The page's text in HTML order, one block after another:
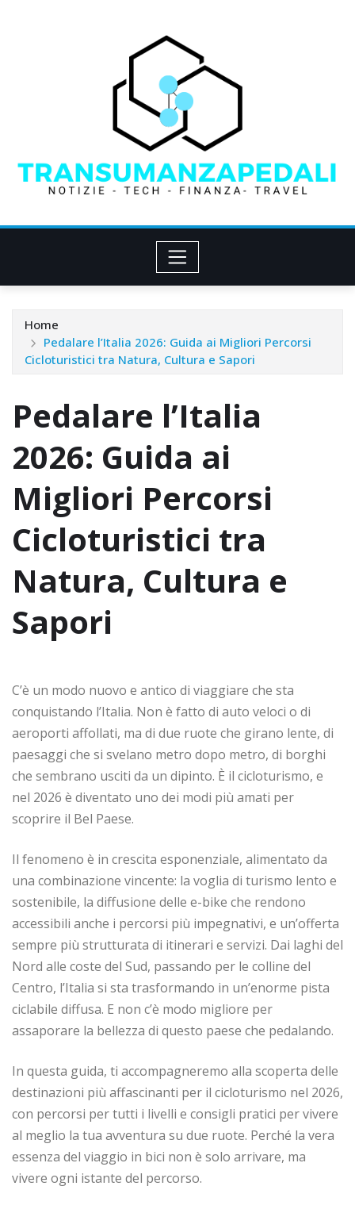
Home
Pedalare l’Italia 2026: Guida ai Migliori Percorsi
Cicloturistici tra Natura, Cultura e Sapori
Pedalare l’Italia
2026: Guida ai
Migliori Percorsi
Cicloturistici tra
Natura, Cultura e
Sapori
C’è un modo nuovo e antico di viaggiare che sta
conquistando l’Italia. Non è fatto di auto veloci o di
aeroporti affollati, ma di due ruote che girano lente, di
paesaggi che si svelano metro dopo metro, di borghi
che sembrano usciti da un dipinto. È il cicloturismo, e
nel 2026 è diventato uno dei modi più amati per
scoprire il Bel Paese.
Il fenomeno è in crescita esponenziale, alimentato da
una combinazione vincente: la voglia di turismo lento e
sostenibile, la diffusione delle e-bike che rendono
accessibili anche i percorsi più impegnativi, e un’offerta
sempre più strutturata di itinerari e servizi. Dai laghi del
Nord alle coste del Sud, passando per le colline del
Centro, l’Italia si sta trasformando in un’enorme pista
ciclabile diffusa. E non c’è modo migliore per
assaporare la bellezza di questo paese che pedalando.
In questa guida, ti accompagneremo alla scoperta delle
destinazioni più affascinanti per il cicloturismo nel 2026,
con percorsi per tutti i livelli e consigli pratici per vivere
al meglio la tua avventura su due ruote. Perché la vera
essenza del viaggio in bici non è solo arrivare, ma
vivere ogni istante del percorso.